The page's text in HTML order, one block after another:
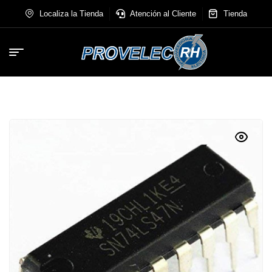
Localiza la Tienda Atención al Cliente Tienda